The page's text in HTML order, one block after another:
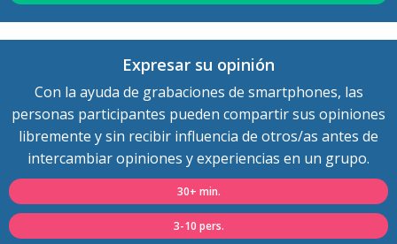
Expresar su opinión
Con la ayuda de grabaciones de smartphones, las
personas participantes pueden compartir sus opiniones
libremente y sin recibir influencia de otros/as antes de
intercambiar opiniones y experiencias en un grupo.
30+ min.
3-10 pers.